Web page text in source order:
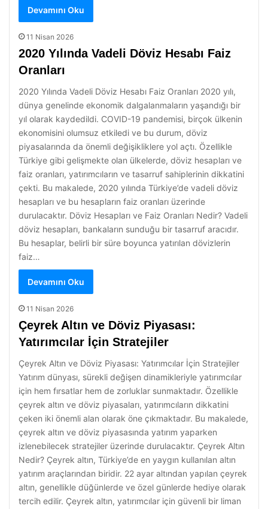
Devamını Oku
11 Nisan 2026
2020 Yılında Vadeli Döviz Hesabı Faiz
Oranları
2020 Yılında Vadeli Döviz Hesabı Faiz Oranları 2020 yılı,
dünya genelinde ekonomik dalgalanmaların yaşandığı bir
yıl olarak kaydedildi. COVID-19 pandemisi, birçok ülkenin
ekonomisini olumsuz etkiledi ve bu durum, döviz
piyasalarında da önemli değişikliklere yol açtı. Özellikle
Türkiye gibi gelişmekte olan ülkelerde, döviz hesapları ve
faiz oranları, yatırımcıların ve tasarruf sahiplerinin dikkatini
çekti. Bu makalede, 2020 yılında Türkiye’de vadeli döviz
hesapları ve bu hesapların faiz oranları üzerinde
durulacaktır. Döviz Hesapları ve Faiz Oranları Nedir? Vadeli
döviz hesapları, bankaların sunduğu bir tasarruf aracıdır.
Bu hesaplar, belirli bir süre boyunca yatırılan dövizlerin
faiz…
Devamını Oku
11 Nisan 2026
Çeyrek Altın ve Döviz Piyasası:
Yatırımcılar İçin Stratejiler
Çeyrek Altın ve Döviz Piyasası: Yatırımcılar İçin Stratejiler
Yatırım dünyası, sürekli değişen dinamikleriyle yatırımcılar
için hem fırsatlar hem de zorluklar sunmaktadır. Özellikle
çeyrek altın ve döviz piyasaları, yatırımcıların dikkatini
çeken iki önemli alan olarak öne çıkmaktadır. Bu makalede,
çeyrek altın ve döviz piyasasında yatırım yaparken
izlenebilecek stratejiler üzerinde durulacaktır. Çeyrek Altın
Nedir? Çeyrek altın, Türkiye’de en yaygın kullanılan altın
yatırım araçlarından biridir. 22 ayar altından yapılan çeyrek
altın, genellikle düğünlerde ve özel günlerde hediye olarak
tercih edilir. Çeyrek altın, yatırımcılar için güvenli bir liman